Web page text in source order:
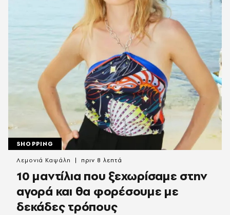
SHOPPING
10 μαντίλια που ξεχωρίσαμε στην
αγορά και θα φορέσουμε με
δεκάδες τρόπους
Λεμονιά Καψάλη πριν 8 λεπτά